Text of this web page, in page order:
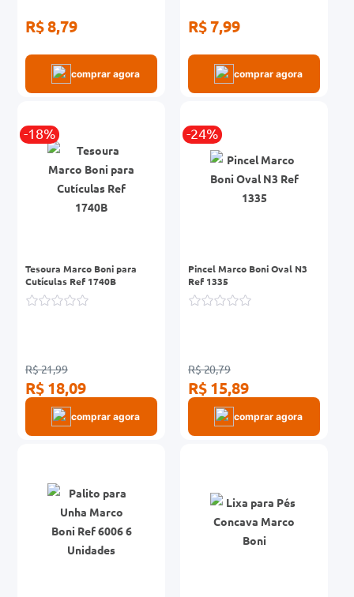
R$ 8,79
comprar agora
R$ 7,99
comprar agora
-18%
Tesoura Marco Boni para
Cutículas Ref 1740B
R$ 21,99
R$ 18,09
comprar agora
-24%
Pincel Marco Boni Oval N3
Ref 1335
R$ 20,79
R$ 15,89
comprar agora